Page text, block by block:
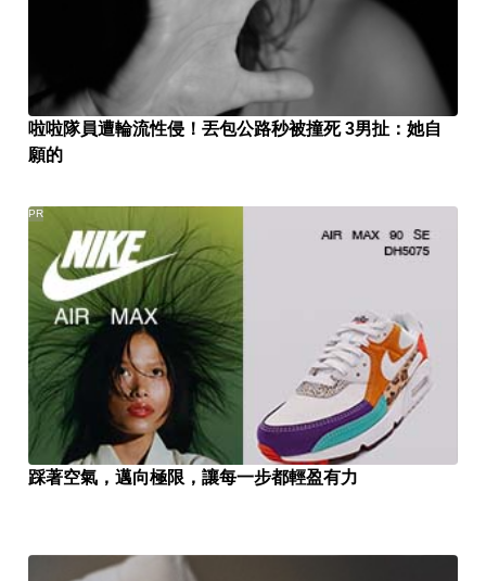
啦啦隊員遭輪流性侵！丟包公路秒被撞死 3男扯：她自
願的
踩著空氣，邁向極限，讓每一步都輕盈有力
PR